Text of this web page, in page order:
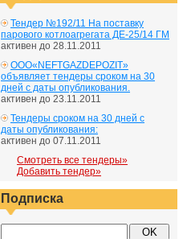
Тендер №192/11 На поставку
парового котлоагрегата ДЕ-25/14 ГМ
активен до 28.11.2011
ООО«NEFTGAZDEPOZIT»
объявляет тендеры сроком на 30
дней с даты опубликования.
активен до 23.11.2011
Тендеры сроком на 30 дней с
даты опубликования:
активен до 07.11.2011
Смотреть все тендеры»
Добавить тендер»
Подписка